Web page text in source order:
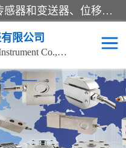
是集开发、生产和经营压力传感器和变送器、位移传感器和变送器、流量传感器和变送器、称重传感器和变送器、测力传感器和变送器、温湿度传感器和变送器、扭矩传感器、智能数显控制仪表等产品的化高新技术企业。
限公司
Xi'an shenghongchuang Instrument Co., Ltd
超声波流量计
通用型压力变送器